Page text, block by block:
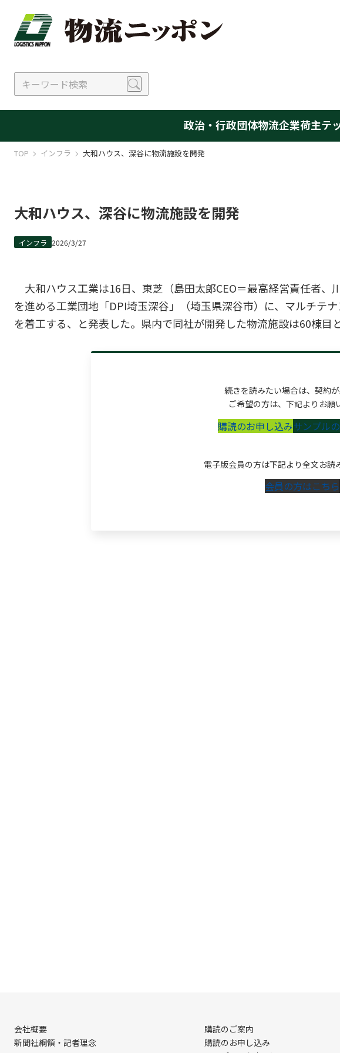
政治・行政団体物流企業荷主テ
TOP インフラ 大和ハウス、深谷に物流施設を開発
大和ハウス、深谷に物流施設を開発
インフラ 2026/3/27
大和ハウス工業は16日、東芝（島田太郎CEO＝最高経営責任者
を進める工業団地「DPI埼玉深谷」（埼玉県深谷市）に、マルチテ
を着工する、と発表した。県内で同社が開発した物流施設は60棟目と
続きを読みたい場合は、契約が
ご希望の方は、下記よりお願
購読のお申し込みサンプル
電子版会員の方は下記より全文お読
会員の方はこちら
会社概要
新聞社綱領・記者理念
購読のご案内
購読のお申し込み